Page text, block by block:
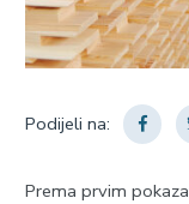
Podijeli na:
Prema prvim